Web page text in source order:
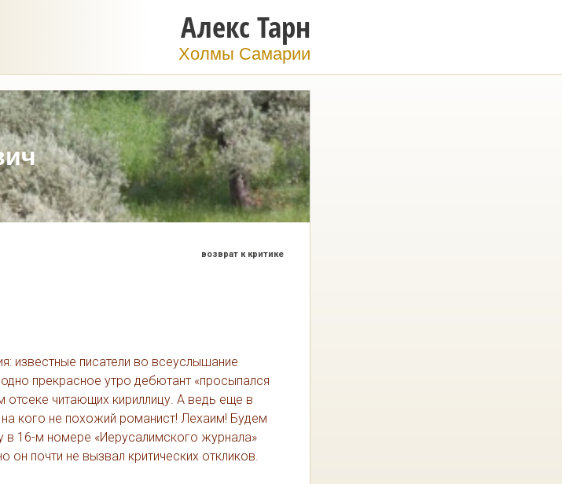
Алекс Тарн
Холмы Самарии
возврат к критике
известные писатели во всеуслышание
прекрасное утро дебютант «просыпался
читающих кириллицу. А ведь еще в
кого не похожий романист! Лехаим! Будем
в 16-м номере «Иерусалимского журнала»
почти не вызвал критических откликов.